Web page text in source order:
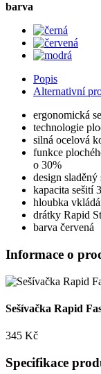
barva
Popis
Alternativní
ergonomická
technologie
silná ocelová
funkce
o 30%
design
kapacita sešití
hloubka
drátky Rapid
barva červená
Informace o
Sešívačka Rapid
345 Kč
Specifikace